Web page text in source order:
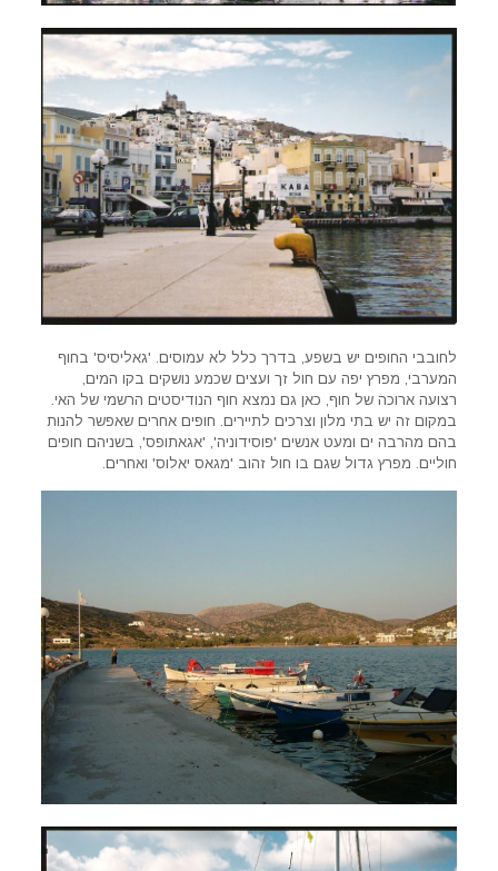
לחובבי החופים יש בשפע, בדרך כלל לא עמוסים. 'גאליסיס' בחוף
המערבי, מפרץ יפה עם חול זך ועצים שכמע נושקים בקו המים,
רצועה ארוכה של חוף, כאן גם נמצא חוף הנודיסטים הרשמי של האי.
במקום זה יש בתי מלון וצרכים לתיירים. חופים אחרים שאפשר להנות
בהם מהרבה ים ומעט אנשים 'פוסידוניה', 'אגאתופס', בשניהם חופים
חוליים. מפרץ גדול שגם בו חול זהוב 'מגאס יאלוס' ואחרים.